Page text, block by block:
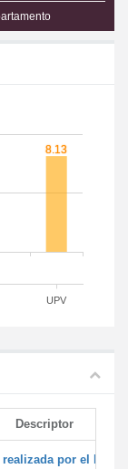
UPV
Descriptor
por el